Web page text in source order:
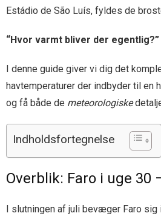
Estádio de São Luís, fyldes de
“Hvor varmt bliver der egentlig?”
I denne guide giver vi dig det
havtemperaturer der indbyder til en
og få både de meteorologiske
Indholdsfortegnelse
Overblik: Faro i uge
I slutningen af juli bevæger Faro